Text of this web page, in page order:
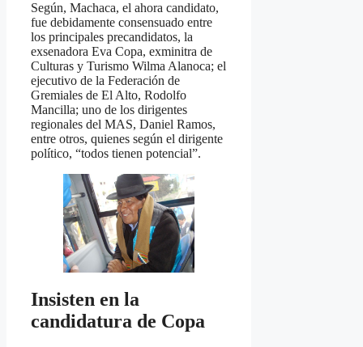
Según, Machaca, el ahora candidato,
fue debidamente consensuado entre
los principales precandidatos, la
exsenadora Eva Copa, exminitra de
Culturas y Turismo Wilma Alanoca; el
ejecutivo de la Federación de
Gremiales de El Alto, Rodolfo
Mancilla; uno de los dirigentes
regionales del MAS, Daniel Ramos,
entre otros, quienes según el dirigente
político, “todos tienen potencial”.
Insisten en la
candidatura de Copa